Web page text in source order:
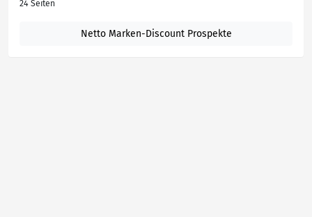
24 Seiten
Netto Marken-Discount Prospekte